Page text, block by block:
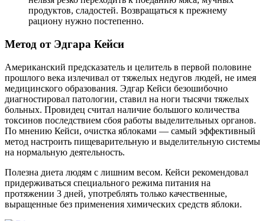
продуктов, сладостей. Возвращаться к прежнему
рациону нужно постепенно.
Метод от Эдгара Кейси
Американский предсказатель и целитель в первой половине
прошлого века излечивал от тяжелых недугов людей, не имея
медицинского образования. Эдгар Кейси безошибочно
диагностировал патологии, ставил на ноги тысячи тяжелых
больных. Провидец считал наличие большого количества
токсинов последствием сбоя работы выделительных органов.
По мнению Кейси, очистка яблоками — самый эффективный
метод настроить пищеварительную и выделительную системы
на нормальную деятельность.
Полезна диета людям с лишним весом. Кейси рекомендовал
придерживаться специального режима питания на
протяжении 3 дней, употреблять только качественные,
выращенные без применения химических средств яблоки.